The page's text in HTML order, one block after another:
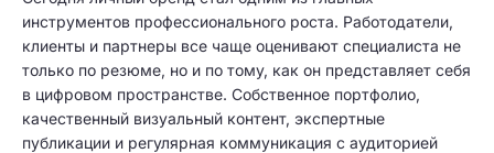
инструментов профессионального роста. Работодатели,
клиенты и партнеры все чаще оценивают специалиста не
только по резюме, но и по тому, как он представляет себя
в цифровом пространстве. Собственное портфолио,
качественный визуальный контент, экспертные
публикации и регулярная коммуникация с аудиторией